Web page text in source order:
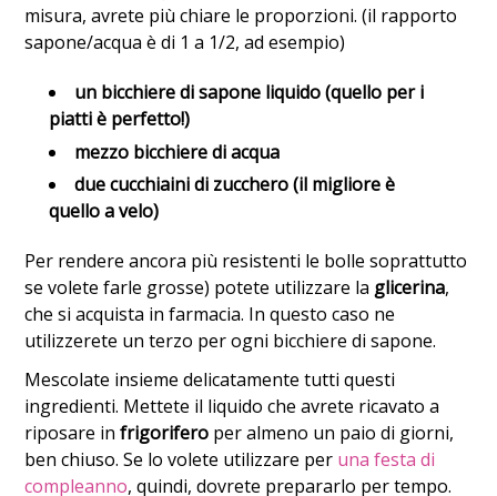
misura, avrete più chiare le proporzioni. (il rapporto
sapone/acqua è di 1 a 1/2, ad esempio)
un bicchiere di sapone liquido (quello per i
piatti è perfetto!)
mezzo bicchiere di acqua
due cucchiaini di zucchero (il migliore è
quello a velo)
Per rendere ancora più resistenti le bolle soprattutto
se volete farle grosse) potete utilizzare la glicerina,
che si acquista in farmacia. In questo caso ne
utilizzerete un terzo per ogni bicchiere di sapone.
Mescolate insieme delicatamente tutti questi
ingredienti. Mettete il liquido che avrete ricavato a
riposare infrigorifero per almeno un paio di giorni,
ben chiuso. Se lo volete utilizzare per una festa di
compleanno, quindi, dovrete prepararlo per tempo.